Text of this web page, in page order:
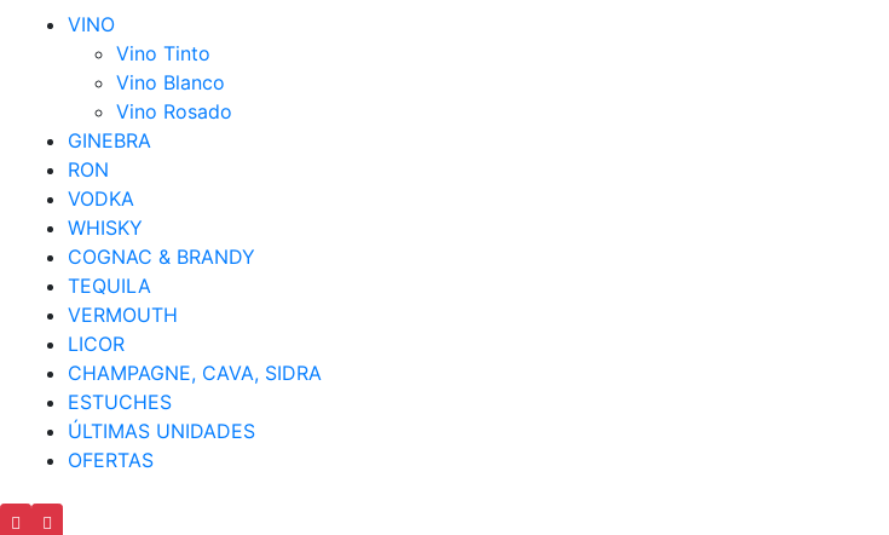
VINO
Vino Tinto
Vino Blanco
Vino Rosado
GINEBRA
RON
VODKA
WHISKY
COGNAC & BRANDY
TEQUILA
VERMOUTH
LICOR
CHAMPAGNE, CAVA, SIDRA
ESTUCHES
ÚLTIMAS UNIDADES
OFERTAS